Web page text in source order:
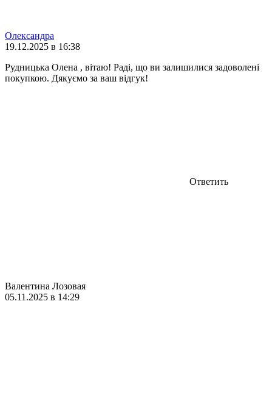
Олександра
19.12.2025 в 16:38
Рудницька Олена , вітаю! Раді, що ви залишилися задоволені
покупкою. Дякуємо за ваш відгук!
Ответить
Валентина Лозовая
05.11.2025 в 14:29